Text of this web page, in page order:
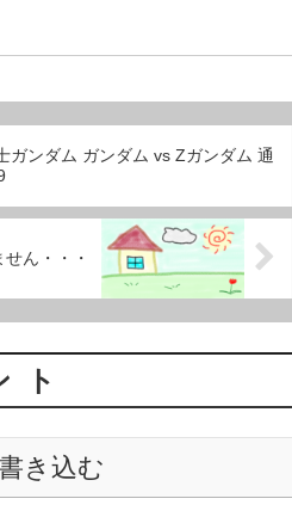
ガンダム ガンダム vs Zガンダム 通
ん・・・
ト
き込む